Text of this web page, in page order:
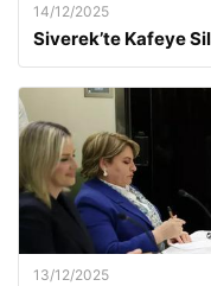
14/12/2025
Siverek’te Kafeye
13/12/2025